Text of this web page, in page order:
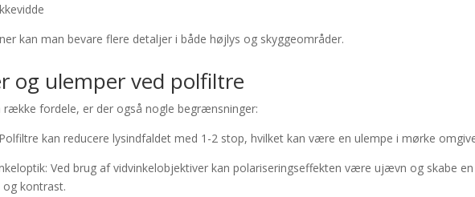
kan man bevare flere detaljer i både højlys og skyggeområder.
og ulemper ved polfiltre
række fordele, er der også nogle begrænsninger:
kan reducere lysindfaldet med 1-2 stop, hvilket kan være en ulempe i mørke
Ved brug af vidvinkelobjektiver kan polariseringseffekten være ujævn og skabe en
kontrast.